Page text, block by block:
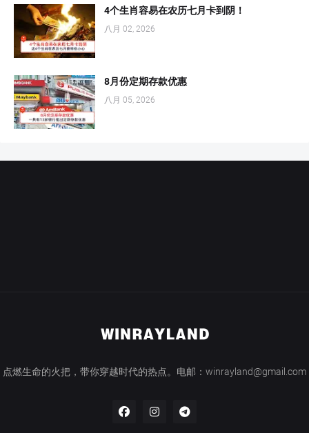
4个生肖容易在农历七月卡到阴！
八月 02, 2026
8月份定期存款优惠
八月 05, 2026
点燃生命的火把，带你穿越时代的热点。电邮：winrayland@gmail.com